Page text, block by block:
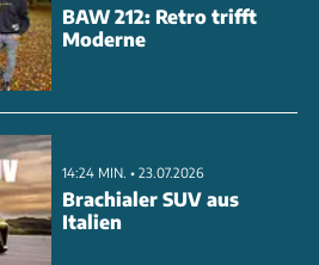
nicht nur Einblicke in die
euch auch die
Wagens unter realistischen
von Paris. Wenn euch
BAW 212: Retro trifft
Moderne
14:24 MIN. • 23.07.2026
Brachialer SUV aus
Italien